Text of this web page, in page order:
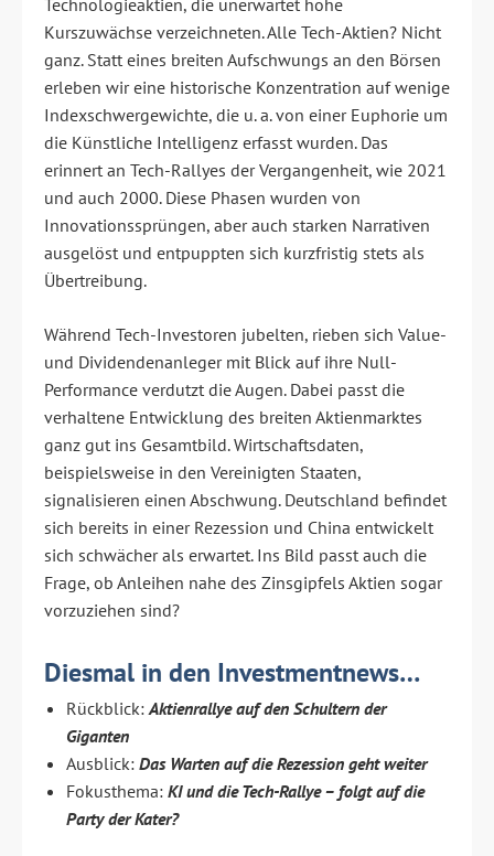
Kurszuwächse verzeichneten. Alle Tech-Aktien? Nicht
ganz. Statt eines breiten Aufschwungs an den Börsen
erleben wir eine historische Konzentration auf wenige
Indexschwergewichte, die u. a. von einer Euphorie um
die Künstliche Intelligenz erfasst wurden. Das
erinnert an Tech-Rallyes der Vergangenheit, wie 2021
und auch 2000. Diese Phasen wurden von
Innovationssprüngen, aber auch starken Narrativen
ausgelöst und entpuppten sich kurzfristig stets als
Übertreibung.
Während Tech-Investoren jubelten, rieben sich Value-
und Dividendenanleger mit Blick auf ihre Null-
Performance verdutzt die Augen. Dabei passt die
verhaltene Entwicklung des breiten Aktienmarktes
ganz gut ins Gesamtbild. Wirtschaftsdaten,
beispielsweise in den Vereinigten Staaten,
signalisieren einen Abschwung. Deutschland befindet
sich bereits in einer Rezession und China entwickelt
sich schwächer als erwartet. Ins Bild passt auch die
Frage, ob Anleihen nahe des Zinsgipfels Aktien sogar
vorzuziehen sind?
Diesmal in den Investmentnews…
Rückblick: Aktienrallye auf den Schultern der
Giganten
Ausblick: Das Warten auf die Rezession geht weiter
Fokusthema: KI und die Tech-Rallye – folgt auf die
Party der Kater?